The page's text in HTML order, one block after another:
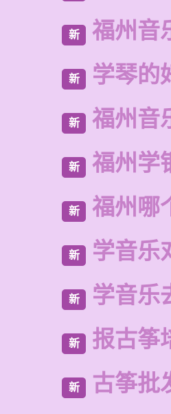
新 福州音
新 学琴的
新 福州音
新 福州学
新 福州哪
新 学音乐
新 学音乐
新 报古筝
新 古筝批